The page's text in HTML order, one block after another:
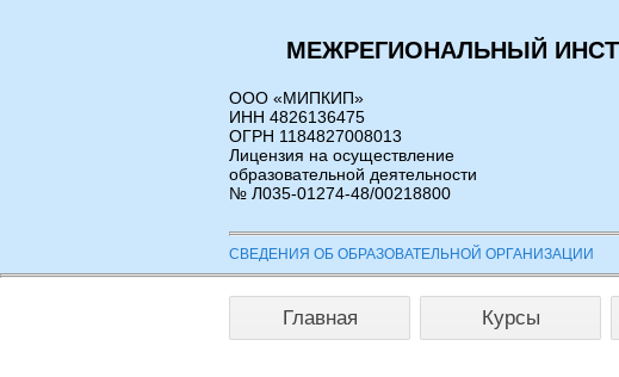
МЕЖРЕГИОНАЛЬНЫЙ
ООО «МИПКИП»
ИНН 4826136475
ОГРН 1184827008013
Лицензия на осуществление
образовательной деятельности
№ Л035-01274-48/00218800
СВЕДЕНИЯ ОБ ОБРАЗОВАТЕЛЬНОЙ ОРГАНИЗАЦИИ
Главная Курсы